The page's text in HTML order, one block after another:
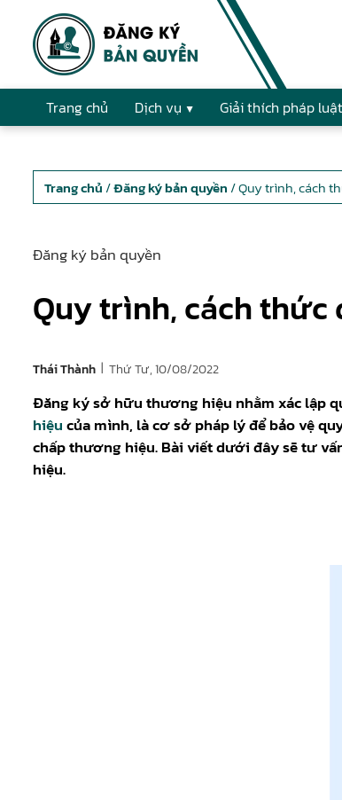
Trang chủ Dịch vụ Giải thích pháp luật
Trang chủ /Đăng ký bản quyền / Quy trình, cách
Đăng ký bản quyền
Quy trình, cách
Thái Thành | Thứ Tư, 10/08/2022
Đăng ký sở hữu thương hiệu nhằm xác lập
hiệucủa mình, là cơ sở pháp lý để bảo vệ
chấp thương hiệu. Bài viết dưới đây sẽ tư
hiệu.